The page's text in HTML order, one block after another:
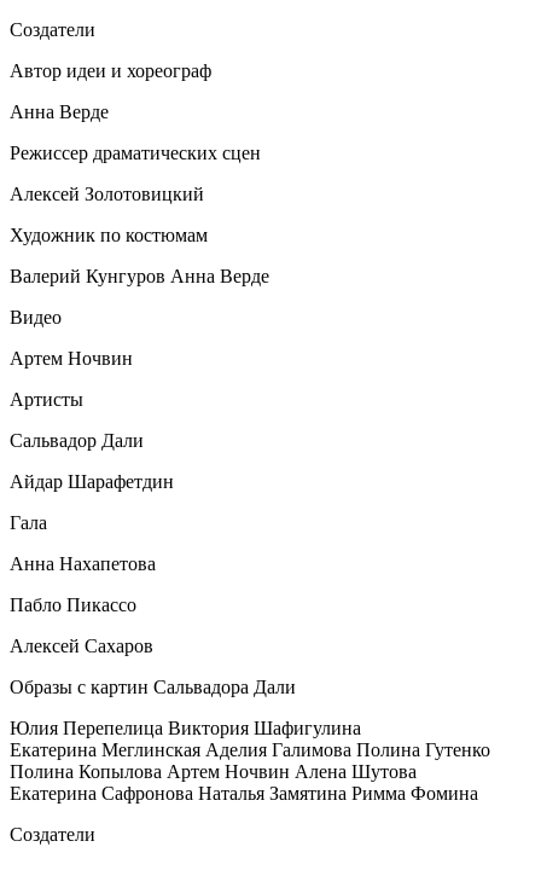
Создатели
Автор идеи и хореограф
Анна Верде
Режиссер драматических сцен
Алексей Золотовицкий
Художник по костюмам
Валерий Кунгуров Анна Верде
Видео
Артем Ночвин
Артисты
Сальвадор Дали
Айдар Шарафетдин
Гала
Анна Нахапетова
Пабло Пикассо
Алексей Сахаров
Образы с картин Сальвадора Дали
Юлия Перепелица Виктория Шафигулина
Екатерина Меглинская Аделия Галимова Полина Гутенко
Полина Копылова Артем Ночвин Алена Шутова
Екатерина Сафронова Наталья Замятина Римма Фомина
Создатели